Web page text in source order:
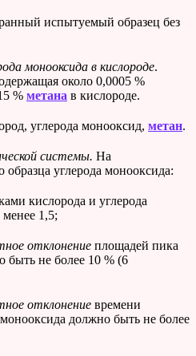
испытуемый образец без
монооксида в кислороде.
около 0,0005 %
% метана в кислороде.
углерода монооксид, метан.
системы. На
образца углерода монооксида:
кислорода и углерода
1,5;
отклонение площадей пика
быть не более 10 % (6
отклонение времени
должно быть не более